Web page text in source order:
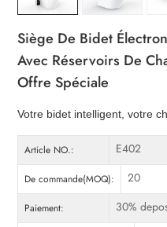
Siège De Bidet
Avec Réservoirs De
Offre Spéciale
Votre bidet intelligent, votre
Article NO.: E402
De commande(MOQ): 20
Paiement: 30%